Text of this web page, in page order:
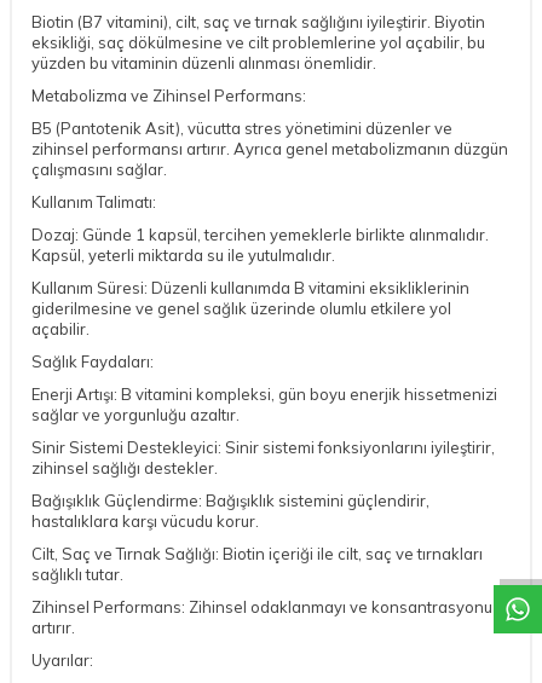
Biotin (B7 vitamini), cilt, saç ve tırnak sağlığını iyileştirir. Biyotin
eksikliği, saç dökülmesine ve cilt problemlerine yol açabilir, bu
yüzden bu vitaminin düzenli alınması önemlidir.
Metabolizma ve Zihinsel Performans:
B5 (Pantotenik Asit), vücutta stres yönetimini düzenler ve
zihinsel performansı artırır. Ayrıca genel metabolizmanın düzgün
çalışmasını sağlar.
Kullanım Talimatı:
Dozaj: Günde 1 kapsül, tercihen yemeklerle birlikte alınmalıdır.
Kapsül, yeterli miktarda su ile yutulmalıdır.
Kullanım Süresi: Düzenli kullanımda B vitamini eksikliklerinin
giderilmesine ve genel sağlık üzerinde olumlu etkilere yol
açabilir.
Sağlık Faydaları:
Enerji Artışı: B vitamini kompleksi, gün boyu enerjik hissetmenizi
sağlar ve yorgunluğu azaltır.
Sinir Sistemi Destekleyici: Sinir sistemi fonksiyonlarını iyileştirir,
zihinsel sağlığı destekler.
Bağışıklık Güçlendirme: Bağışıklık sistemini güçlendirir,
hastalıklara karşı vücudu korur.
Cilt, Saç ve Tırnak Sağlığı: Biotin içeriği ile cilt, saç ve tırnakları
sağlıklı tutar.
Zihinsel Performans: Zihinsel odaklanmayı ve konsantrasyonu
artırır.
Uyarılar: